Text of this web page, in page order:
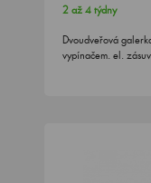
2 až 4 týdny
Dvoudveřová
vypínačem. el.